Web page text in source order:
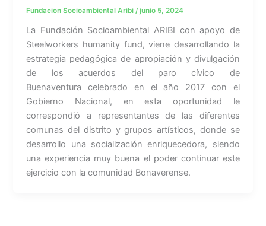
Fundacion Socioambiental Aribi/ junio 5, 2024
La Fundación Socioambiental ARIBI con apoyo de
Steelworkers humanity fund, viene desarrollando la
estrategia pedagógica de apropiación y divulgación
de los acuerdos del paro cívico de
Buenaventura celebrado en el año 2017 con el
Gobierno Nacional, en esta oportunidad le
correspondió a representantes de las diferentes
comunas del distrito y grupos artísticos, donde se
desarrollo una socialización enriquecedora, siendo
una experiencia muy buena el poder continuar este
ejercicio con la comunidad Bonaverense.